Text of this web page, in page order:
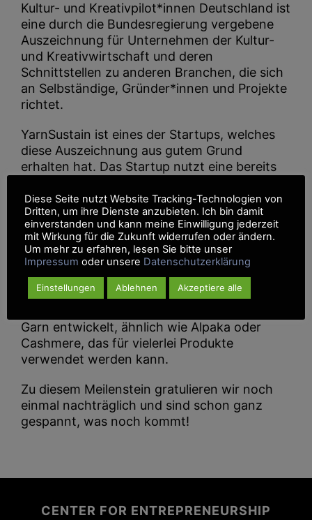
Kultur- und Kreativpilot*innen Deutschland ist
eine durch die Bundesregierung vergebene
Auszeichnung für Unternehmen der Kultur-
und Kreativwirtschaft und deren
Schnittstellen zu anderen Branchen, die sich
an Selbständige, Gründer*innen und Projekte
richtet.
YarnSustain ist eines der Startups, welches
diese Auszeichnung aus gutem Grund
erhalten hat. Das Startup nutzt eine bereits
schon zu Genüge vorhanden ist:
ausgekämmte Unterwolle von Hunden. Ann
Cathrin Schönrock und Franziska Uhl wollen
diese bisher ungenutzte Ressource vor dem
Abfall retten und ihr ein neues Leben
schenken. Durch Reinigungs- und
Aufwertungsprozesse haben sie aus dem
Garn entwickelt, ähnlich wie Alpaka oder
Cashmere, das für vielerlei Produkte
verwendet werden kann.
Zu diesem Meilenstein gratulieren wir noch
einmal nachträglich und sind schon ganz
gespannt, was noch kommt!
CENTER FOR ENTREPRENEURSHIP
Diese Seite nutzt Website Tracking-Technologien von
Dritten, um ihre Dienste anzubieten. Ich bin damit
einverstanden und kann meine Einwilligung jederzeit
mit Wirkung für die Zukunft widerrufen oder ändern.
Um mehr zu erfahren, lesen Sie bitte unser
Impressum oder unsere Datenschutzerklärung
Einstellungen Ablehnen Akzeptiere alle